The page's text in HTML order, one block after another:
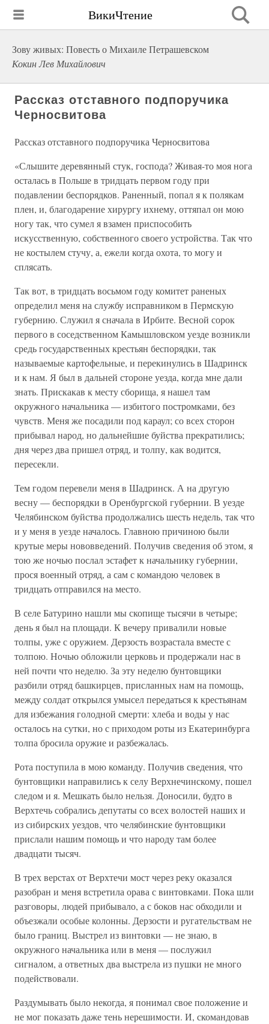
ВикиЧтение
Зову живых: Повесть о Михаиле Петрашевском
Кокин Лев Михайлович
Рассказ отставного подпоручика
Черносвитова
Рассказ отставного подпоручика Черносвитова
«Слышите деревянный стук, господа? Живая-то моя нога
осталась в Польше в тридцать первом году при
подавлении беспорядков. Раненный, попал я к полякам
плен, и, благодарение хирургу ихнему, оттяпал он мою
ногу так, что сумел я взамен приспособить
искусственную, собственного своего устройства. Так что
не костылем стучу, а, ежели когда охота, то могу и
сплясать.
Так вот, в тридцать восьмом году комитет раненых
определил меня на службу исправником в Пермскую
губернию. Служил я сначала в Ирбите. Весной сорок
первого в соседственном Камышловском уезде возникли
средь государственных крестьян беспорядки, так
называемые картофельные, и перекинулись в Шадринск
и к нам. Я был в дальней стороне уезда, когда мне дали
знать. Прискакав к месту сборища, я нашел там
окружного начальника — избитого постромками, без
чувств. Меня же посадили под караул; со всех сторон
прибывал народ, но дальнейшие буйства прекратились;
дня через два пришел отряд, и толпу, как водится,
пересекли.
Тем годом перевели меня в Шадринск. А на другую
весну — беспорядки в Оренбургской губернии. В уезде
Челябинском буйства продолжались шесть недель, так что
и у меня в уезде началось. Главною причиною были
крутые меры нововведений. Получив сведения об этом, я
тою же ночью послал эстафет к начальнику губернии,
прося военный отряд, а сам с командою человек в
тридцать отправился на место.
В селе Батурино нашли мы скопище тысячи в четыре;
день я был на площади. К вечеру привалили новые
толпы, уже с оружием. Дерзость возрастала вместе с
толпою. Ночью обложили церковь и продержали нас в
ней почти что неделю. За эту неделю бунтовщики
разбили отряд башкирцев, присланных нам на помощь,
между солдат открылся умысел передаться к крестьянам
для избежания голодной смерти: хлеба и воды у нас
осталось на сутки, но с приходом роты из Екатеринбурга
толпа бросила оружие и разбежалась.
Рота поступила в мою команду. Получив сведения, что
бунтовщики направились к селу Верхнечинскому, пошел
следом и я. Мешкать было нельзя. Доносили, будто в
Верхтечь собрались депутаты со всех волостей наших и
из сибирских уездов, что челябинские бунтовщики
прислали нашим помощь и что народу там более
двадцати тысяч.
В трех верстах от Верхтечи мост через реку оказался
разобран и меня встретила орава с винтовками. Пока шли
разговоры, людей прибывало, а с боков нас обходили и
объезжали особые колонны. Дерзости и ругательствам не
было границ. Выстрел из винтовки — не знаю, в
окружного начальника или в меня — послужил
сигналом, а ответных два выстрела из пушки не много
подействовали.
Раздумывать было некогда, я понимал свое положение и
не мог показать даже тень нерешимости. И, скомандовав